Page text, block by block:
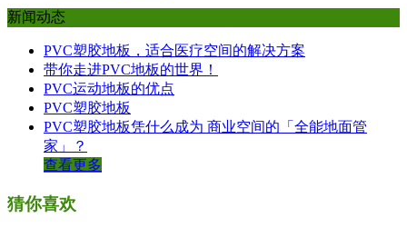
新闻动态
PVC塑胶地板，适合医疗空间的解决方案
带你走进PVC地板的世界！
PVC运动地板的优点
PVC塑胶地板
PVC塑胶地板凭什么成为 商业空间的「全能地面管
家」？
查看更多
猜你喜欢